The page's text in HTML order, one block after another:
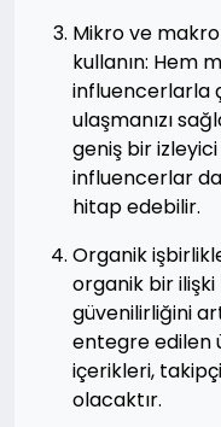
Mikro ve
kullanın: Hem
influencerlarla
ulaşmanızı
geniş bir
influencerlar
hitap edebilir.
Organik
organik bir ilişki
güvenilirliğini
entegre edilen
içerikleri,
olacaktır.